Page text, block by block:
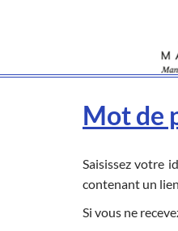
Mot de
Saisissez votre
contenant un
Si vous ne